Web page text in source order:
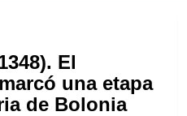
El
una etapa
de Bolonia